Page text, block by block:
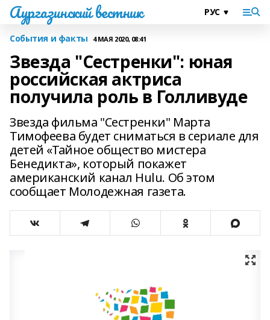
Аургазинский вестник
События и факты 4 МАЯ 2020, 08:41
Звезда "Сестренки": юная
российская актриса
получила роль в Голливуде
Звезда фильма "Сестренки" Марта
Тимофеева будет сниматься в сериале для
детей «Тайное общество мистера
Бенедикта», который покажет
американский канал Hulu. Об этом
сообщает Молодежная газета.